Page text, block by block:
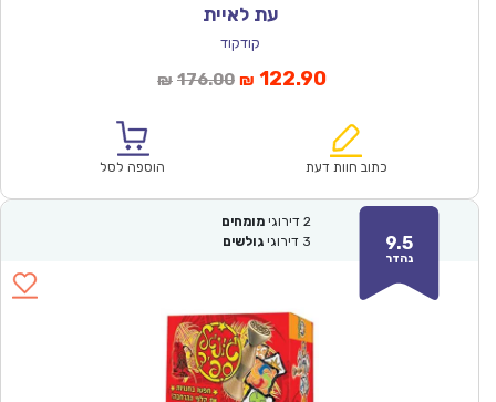
עת לאיית
קודקוד
₪ 176.00המחיר
₪176.00.
₪ 122.90המחיר
הוא:
כתוב חוות דעת הוספה לסל
9.5
נהדר
2 דירוגי מומחים
3 דירוגי גולשים